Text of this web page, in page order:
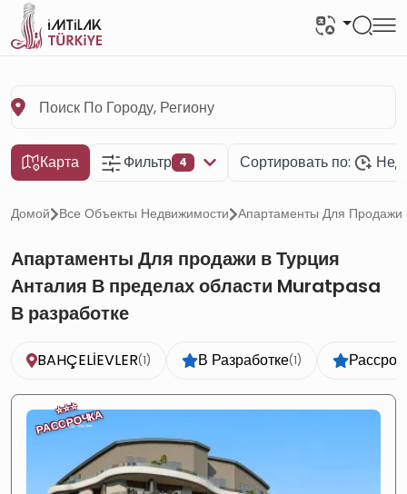
Карта Фильтр 4 Сортировать по:
Домой Все Объекты Недвижимости Апартаменты Для
Апартаменты Для продажи в Турция
Анталия В пределах области Muratpasa
В разработке
BAHÇELİEVLER(1) В Разработке(1)
⭐⭐⭐
РАССРОЧКА